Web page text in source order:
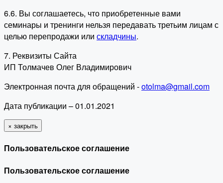
6.6. Вы соглашаетесь, что приобретенные вами
семинары и тренинги нельзя передавать третьим лицам с
целью перепродажи или складчины.
7. Реквизиты Сайта
ИП Толмачев Олег Владимирович
Электронная почта для обращений -otolma@gmail.com
Дата публикации – 01.01.2021
× закрыть
Пользовательское соглашение
Пользовательское соглашение